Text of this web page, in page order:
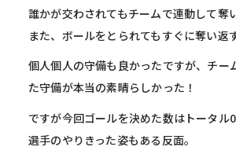
誰かが交わされてもチームで連動して奪
また、ボールをとられてもすぐに奪い返す
個人個人の守備も良かったですが、チー
た守備が本当の素晴らしかった！
ですが今回ゴールを決めた数はトータル0
選手のやりきった姿もある反面。